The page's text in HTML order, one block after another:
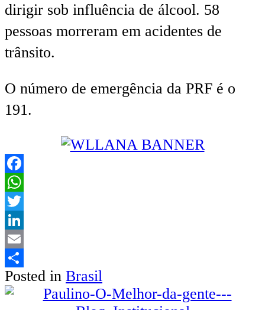
dirigir sob influência de álcool. 58
pessoas morreram em acidentes de
trânsito.
O número de emergência da PRF é o
191.
Facebook
WhatsApp
Twitter
LinkedIn
Email
Share
Posted in Brasil